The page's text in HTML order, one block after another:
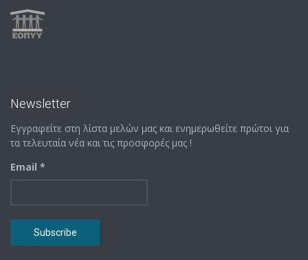
Newsletter
Εγγραφείτε στη λίστα μελών μας και ενημερωθείτε πρώτοι για
τα τελευταία νέα και τις προσφορές μας !
Email *